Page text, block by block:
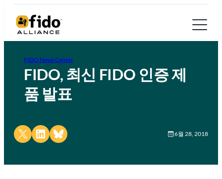
FIDO News Center
FIDO, 최신 FIDO 인증 제
품 발표
Share on X Share on LinkedIn
Share on Bluesky 6월 28, 2018